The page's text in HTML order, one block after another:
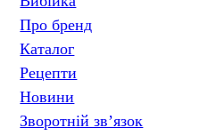
Про бренд
Каталог
Рецепти
Новини
Зворотній зв’язок